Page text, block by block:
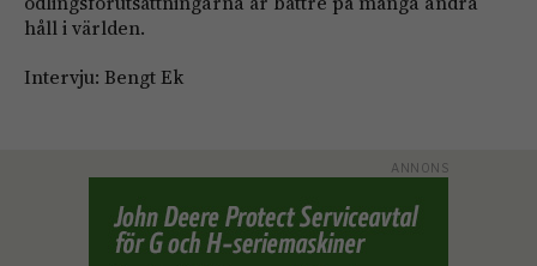
håll i världen.
Intervju: Bengt Ek